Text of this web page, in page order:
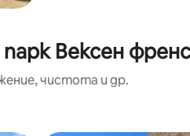
Вексен
чистота и др.